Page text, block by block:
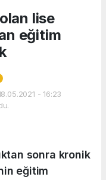
lise
eğitim
- 16:23
sonra kronik
eğitim